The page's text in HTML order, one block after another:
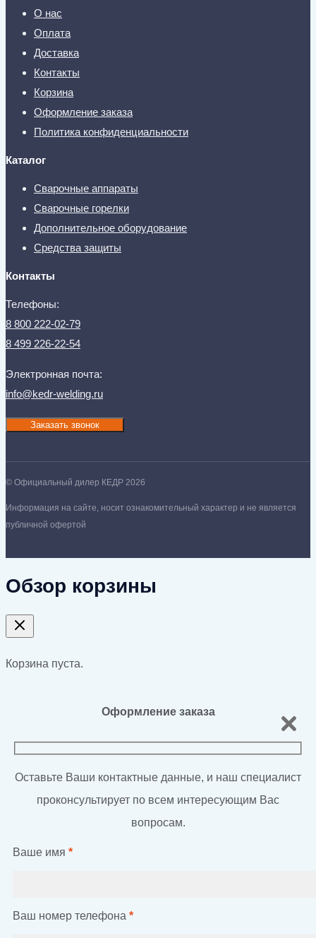
О нас
Оплата
Доставка
Контакты
Корзина
Оформление заказа
Политика конфиденциальности
Каталог
Сварочные аппараты
Сварочные горелки
Дополнительное оборудование
Средства защиты
Контакты
Телефоны:
8 800 222-02-79
8 499 226-22-54
Электронная почта:
info@kedr-welding.ru
Заказать звонок
© Официальный дилер КЕДР 2026
Информация на сайте, носит ознакомительный характер и не является
публичной офертой
Обзор корзины
Корзина пуста.
Оформление заказа
Оставьте Ваши контактные данные, и наш специалист
проконсультирует по всем интересующим Вас
вопросам.
Ваше имя *
Ваш номер телефона *